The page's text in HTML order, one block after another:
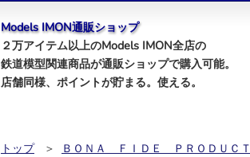
Models IMON通販ショップ
２万アイテム以上のModels IMON全店の
鉄道模型関連商品が通販ショップで購入可能。
店舗同様、ポイントが貯まる。使える。
トップ ＞ ＢＯＮＡ ＦＩＤＥ ＰＲＯＤＵＣＴ